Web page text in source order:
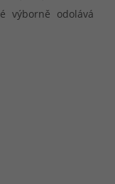
výborně odolává